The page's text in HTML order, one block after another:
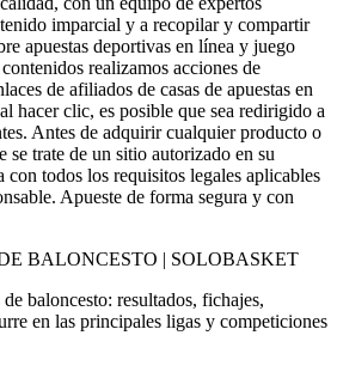
imparcial y a recopilar y compartir
apuestas deportivas en línea y juego
realizamos acciones de
de afiliados de casas de apuestas en
hacer clic, es posible que sea redirigido a
Antes de adquirir cualquier producto o
se trate de un sitio autorizado en su
todos los requisitos legales aplicables
Apueste de forma segura y con
BALONCESTO | SOLOBASKET
baloncesto: resultados, fichajes,
en las principales ligas y competiciones